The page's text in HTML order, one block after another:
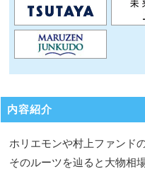
内容紹介
ホリエモンや村上ファンド
そのルーツを辿ると大物相